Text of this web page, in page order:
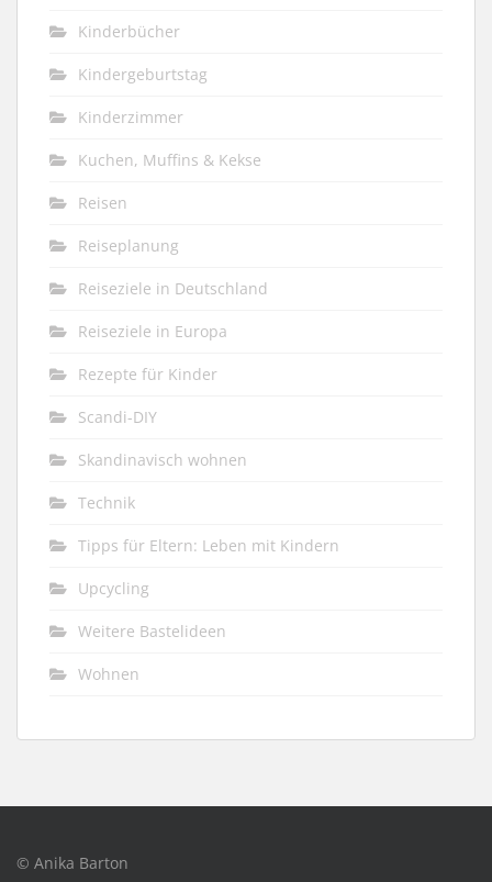
Kinderbücher
Kindergeburtstag
Kinderzimmer
Kuchen, Muffins & Kekse
Reisen
Reiseplanung
Reiseziele in Deutschland
Reiseziele in Europa
Rezepte für Kinder
Scandi-DIY
Skandinavisch wohnen
Technik
Tipps für Eltern: Leben mit Kindern
Upcycling
Weitere Bastelideen
Wohnen
© Anika Barton